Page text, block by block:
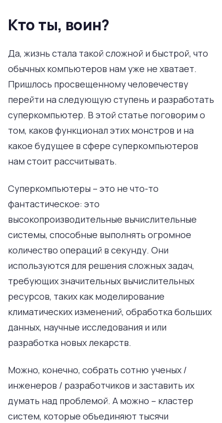
Кто ты, воин?
Да, жизнь стала такой сложной и быстрой, что
обычных компьютеров нам уже не хватает.
Пришлось просвещенному человечеству
перейти на следующую ступень и разработать
суперкомпьютер. В этой статье поговорим о
том, каков функционал этих монстров и на
какое будущее в сфере суперкомпьютеров
нам стоит рассчитывать.
Суперкомпьютеры – это не что-то
фантастическое: это
высокопроизводительные вычислительные
системы, способные выполнять огромное
количество операций в секунду. Они
используются для решения сложных задач,
требующих значительных вычислительных
ресурсов, таких как моделирование
климатических изменений, обработка больших
данных, научные исследования и или
разработка новых лекарств.
Можно, конечно, собрать сотню ученых /
инженеров / разработчиков и заставить их
думать над проблемой. А можно – кластер
систем, которые объединяют тысячи